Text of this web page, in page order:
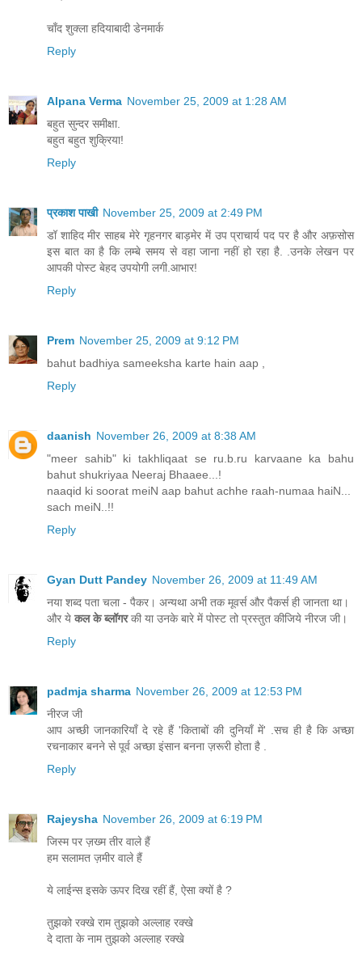
चाँद शुक्ला हदियाबादी डेनमार्क
Reply
Alpana Verma November 25, 2009 at 1:28 AM
बहुत सुन्दर समीक्षा.
बहुत बहुत शुक्रिया!
Reply
प्रकाश पाखी November 25, 2009 at 2:49 PM
डॉ शाहिद मीर साहब मेरे गृहनगर बाड़मेर में उप प्राचार्य पद पर है और अफ़सोस
इस बात का है कि लम्बे समय से वहा जाना नहीं हो रहा है. .उनके लेखन पर
आपकी पोस्ट बेहद उपयोगी लगी.आभार!
Reply
Prem November 25, 2009 at 9:12 PM
bahut badhiya sameeksha karte hain aap ,
Reply
daanish November 26, 2009 at 8:38 AM
"meer sahib" ki takhliqaat se ru.b.ru karvaane ka bahu
bahut shukriyaa Neeraj Bhaaee...!
naaqid ki soorat meiN aap bahut achhe raah-numaa haiN...
sach meiN..!!
Reply
Gyan Dutt Pandey November 26, 2009 at 11:49 AM
नया शब्द पता चला - पैकर। अन्यथा अभी तक मूवर्स और पैकर्स ही जानता था।
और ये कल के ब्लॉगरकी या उनके बारे में पोस्ट तो प्रस्तुत कीजिये नीरज जी।
Reply
padmja sharma November 26, 2009 at 12:53 PM
नीरज जी
आप अच्छी जानकारियाँ दे रहे हैं 'किताबों की दुनियाँ में' .सच ही है कि अच्छा
रचनाकार बनने से पूर्व अच्छा इंसान बनना ज़रूरी होता है .
Reply
Rajeysha November 26, 2009 at 6:19 PM
जिस्म पर ज़ख्म तीर वाले हैं
हम सलामत ज़मीर वाले हैं
ये लाईन्‍स इसके ऊपर दि‍ख रहीं हैं, ऐसा क्‍यों है ?
तुझको रक्खे राम तुझको अल्लाह रक्खे
दे दाता के नाम तुझको अल्लाह रक्खे